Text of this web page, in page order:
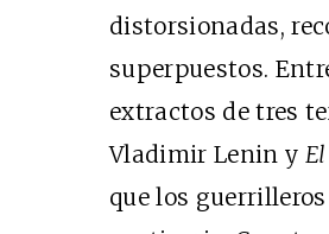
distorsionadas,
superpuestos.
extractos de tres
Vladimir Lenin y
que los